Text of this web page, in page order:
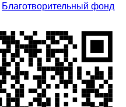
Благотворительный фонд